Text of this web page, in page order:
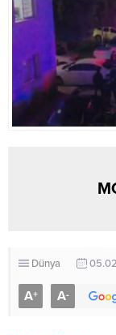
Dünya
A+ A-